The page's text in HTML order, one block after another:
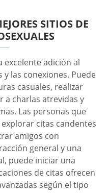
SITIOS DE
excelente adición al
las conexiones. Puede
casuales, realizar
a charlas atrevidas y
Las personas que
citas candentes
amigos con
general y una
puede iniciar una
de citas ofrecen
según el tipo